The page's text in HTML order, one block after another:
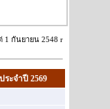
1 กันยายน 2548 r
ระจำปี 2569